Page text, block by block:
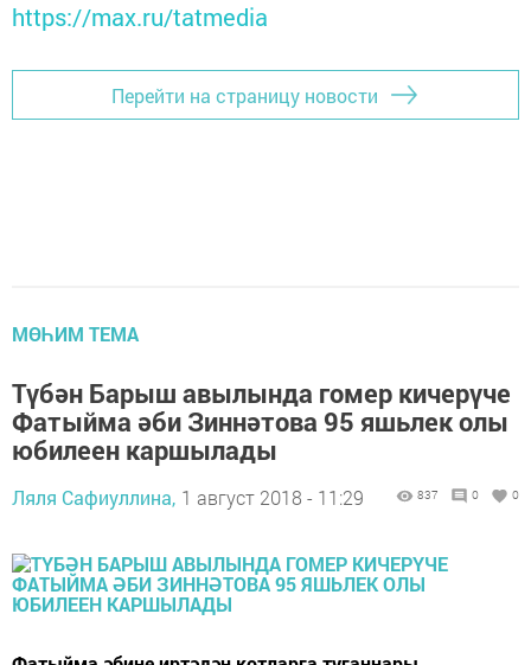
https://max.ru/tatmedia
Перейти на страницу новости
МӨҺИМ ТЕМА
Түбән Барыш авылында гомер кичерүче
Фатыйма әби Зиннәтова 95 яшьлек олы
юбилеен каршылады
Ляля Сафиуллина, 1 август 2018 - 11:29 837 0 0